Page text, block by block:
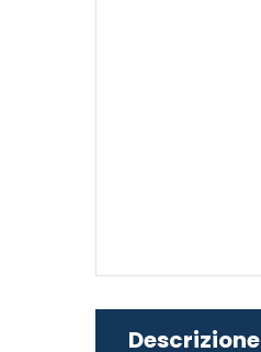
Descrizione